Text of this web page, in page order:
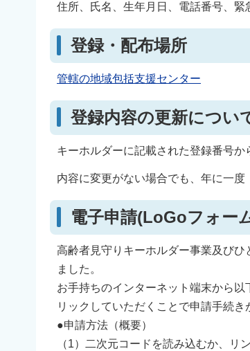
住所、氏名、生年月日、電話番号、
登録・配布場所
管轄の地域包括支援センター
登録内容の更新につい
キーホルダーに記載された登録番号か
内容に変更がない場合でも、年に一度
電子申請(LoGoフォー
高齢者見守りキーホルダー事業及び
ました。
お手持ちのインターネット端末から
リックしていただくことで申請手続き
●申請方法（概要）
（1）二次元コードを読み込むか、